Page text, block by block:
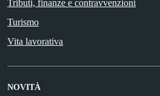
Tributi, finanze e contravvenzioni
Turismo
Vita lavorativa
NOVITÀ